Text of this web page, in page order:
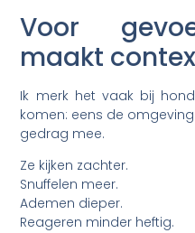
Voor
maakt
Ik merk het vaak bij
komen: eens de
gedrag mee.
Ze kijken zachter.
Snuffelen meer.
Ademen dieper.
Reageren minder heftig.